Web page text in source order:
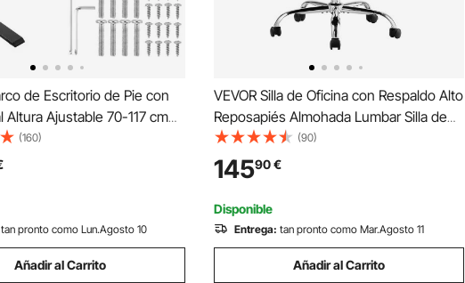
de Escritorio de Pie con
Altura Ajustable 70-117 cm
para Escritorio Longitud
Base de Estación de
Hogar, Oficina, Solo Marco,
(160)
tan pronto como Lun.Agosto 10
Añadir al Carrito
VEVOR Silla de Oficina con Respaldo Alto
Reposapiés Almohada Lumbar Silla de
Escritorio Ergonómica Reclinable a 135°
Altura Ajustable Silla Giratoria de Cuero
PU para Trabajar, Estudiar, Jugar, Negro
(90)
14590€
Disponible
Entrega: tan pronto como Mar.Agosto 11
Añadir al Carrito